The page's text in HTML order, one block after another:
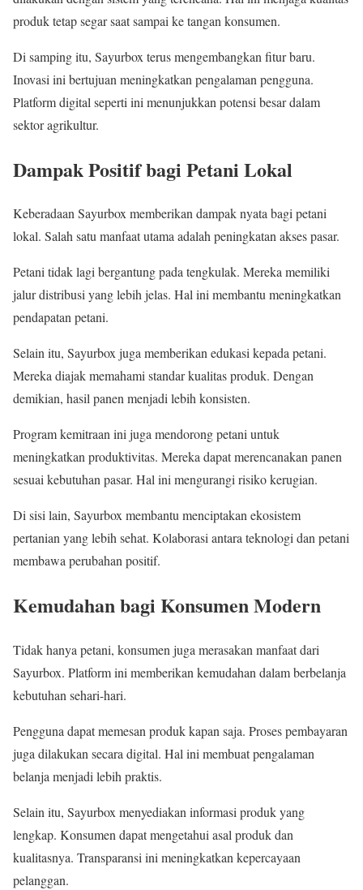
produk tetap segar saat sampai ke tangan konsumen.
Di samping itu, Sayurbox terus mengembangkan fitur baru.
Inovasi ini bertujuan meningkatkan pengalaman pengguna.
Platform digital seperti ini menunjukkan potensi besar dalam
sektor agrikultur.
Dampak Positif bagi Petani Lokal
Keberadaan Sayurbox memberikan dampak nyata bagi petani
lokal. Salah satu manfaat utama adalah peningkatan akses pasar.
Petani tidak lagi bergantung pada tengkulak. Mereka memiliki
jalur distribusi yang lebih jelas. Hal ini membantu meningkatkan
pendapatan petani.
Selain itu, Sayurbox juga memberikan edukasi kepada petani.
Mereka diajak memahami standar kualitas produk. Dengan
demikian, hasil panen menjadi lebih konsisten.
Program kemitraan ini juga mendorong petani untuk
meningkatkan produktivitas. Mereka dapat merencanakan panen
sesuai kebutuhan pasar. Hal ini mengurangi risiko kerugian.
Di sisi lain, Sayurbox membantu menciptakan ekosistem
pertanian yang lebih sehat. Kolaborasi antara teknologi dan petani
membawa perubahan positif.
Kemudahan bagi Konsumen Modern
Tidak hanya petani, konsumen juga merasakan manfaat dari
Sayurbox. Platform ini memberikan kemudahan dalam berbelanja
kebutuhan sehari-hari.
Pengguna dapat memesan produk kapan saja. Proses pembayaran
juga dilakukan secara digital. Hal ini membuat pengalaman
belanja menjadi lebih praktis.
Selain itu, Sayurbox menyediakan informasi produk yang
lengkap. Konsumen dapat mengetahui asal produk dan
kualitasnya. Transparansi ini meningkatkan kepercayaan
pelanggan.